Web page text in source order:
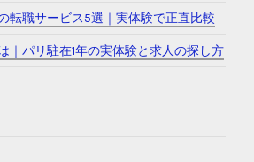
転職サービス5選｜実体験で正直比較
｜パリ駐在1年の実体験と求人の探し方